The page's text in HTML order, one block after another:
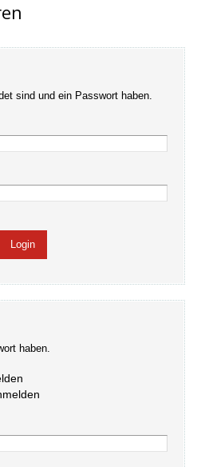
sind und ein Passwort haben.
haben.